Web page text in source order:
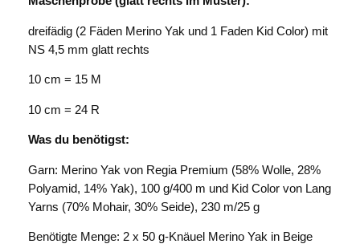
dreifädig (2 Fäden Merino Yak und 1 Faden Kid Color) mit
NS 4,5 mm glatt rechts
10 cm = 15 M
10 cm = 24 R
Was du benötigst:
Garn: Merino Yak von Regia Premium (58% Wolle, 28%
Polyamid, 14% Yak), 100 g/400 m und Kid Color von Lang
Yarns (70% Mohair, 30% Seide), 230 m/25 g
Benötigte Menge: 2 x 50 g-Knäuel Merino Yak in Beige